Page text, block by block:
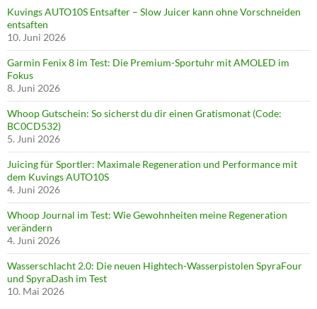
Kuvings AUTO10S Entsafter – Slow Juicer kann ohne Vorschneiden
entsaften
10. Juni 2026
Garmin Fenix 8 im Test: Die Premium-Sportuhr mit AMOLED im
Fokus
8. Juni 2026
Whoop Gutschein: So sicherst du dir einen Gratismonat (Code:
BC0CD532)
5. Juni 2026
Juicing für Sportler: Maximale Regeneration und Performance mit
dem Kuvings AUTO10S
4. Juni 2026
Whoop Journal im Test: Wie Gewohnheiten meine Regeneration
verändern
4. Juni 2026
Wasserschlacht 2.0: Die neuen Hightech-Wasserpistolen SpyraFour
und SpyraDash im Test
10. Mai 2026